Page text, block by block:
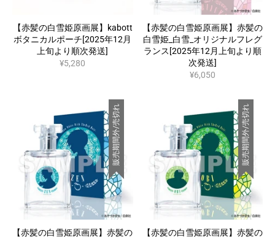
【赤髪の白雪姫原画展】kabott
ボタニカルポーチ[2025年12月
上旬より順次発送]
¥5,280
【赤髪の白雪姫原画展】赤髪の
白雪姫_白雪_オリジナルフレグ
ランス[2025年12月上旬より順
次発送]
¥6,050
販売期間外/売切れ
【赤髪の白雪姫原画展】赤髪の
販売期間外/売切れ
【赤髪の白雪姫原画展】赤髪の